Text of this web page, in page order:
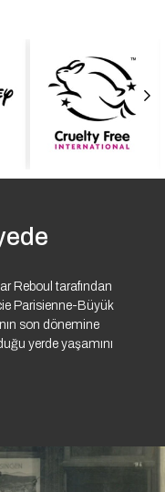
Reboul tarafından
Parisienne-Büyük
son dönemine
yerde yaşamını